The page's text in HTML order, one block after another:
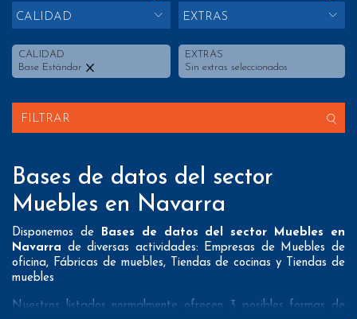
CALIDAD
CALIDAD
Base Estándar
EXTRAS
EXTRAS
Sin extras seleccionados
FILTRAR
Bases de datos del sector
Muebles en Navarra
Disponemos de Bases de datos del sector Muebles en
Navarra de diversas actividades: Empresas de Muebles de
oficina, Fábricas de muebles, Tiendas de cocinas y Tiendas de
muebles
Nuestros listados normalmente ofrecen 3 posibles formas de